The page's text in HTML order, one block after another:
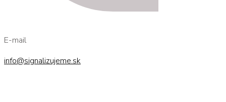
E-mail
info@signalizujeme.sk